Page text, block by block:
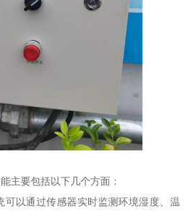
主要包括以下几个方面：
可以通过传感器实时监测环境湿度、温